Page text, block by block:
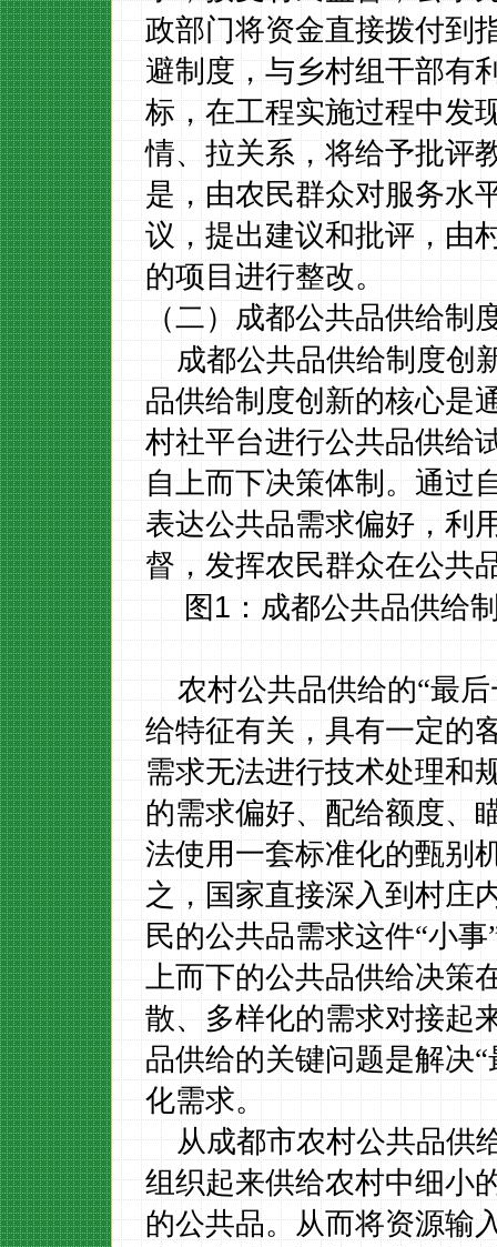
政部门将资金直接拨付到
避制度，与乡村组干部有
标，在工程实施过程中发
情、拉关系，将给予批评
是，由农民群众对服务水
议，提出建议和批评，由
的项目进行整改。
（二）成都公共品供给制
成都公共品供给制度创
品供给制度创新的核心是
村社平台进行公共品供给
自上而下决策体制。通过
表达公共品需求偏好，利
督，发挥农民群众在公共
图1：成都公共品供给
农村公共品供给的“最
给特征有关，具有一定的
需求无法进行技术处理和
的需求偏好、配给额度、
法使用一套标准化的甄别
之，国家直接深入到村庄
民的公共品需求这件“小
上而下的公共品供给决策
散、多样化的需求对接起
品供给的关键问题是解决
化需求。
从成都市农村公共品供
组织起来供给农村中细小
的公共品。从而将资源输